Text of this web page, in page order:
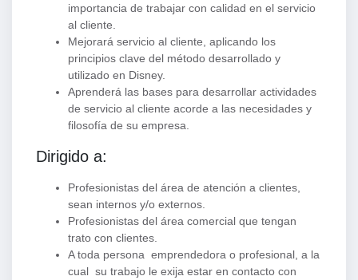
importancia de trabajar con calidad en el servicio
al cliente.
Mejorará servicio al cliente, aplicando los
principios clave del método desarrollado y
utilizado en Disney.
Aprenderá las bases para desarrollar actividades
de servicio al cliente acorde a las necesidades y
filosofía de su empresa.
Dirigido a:
Profesionistas del área de atención a clientes,
sean internos y/o externos.
Profesionistas del área comercial que tengan
trato con clientes.
A toda persona emprendedora o profesional, a la
cual su trabajo le exija estar en contacto con